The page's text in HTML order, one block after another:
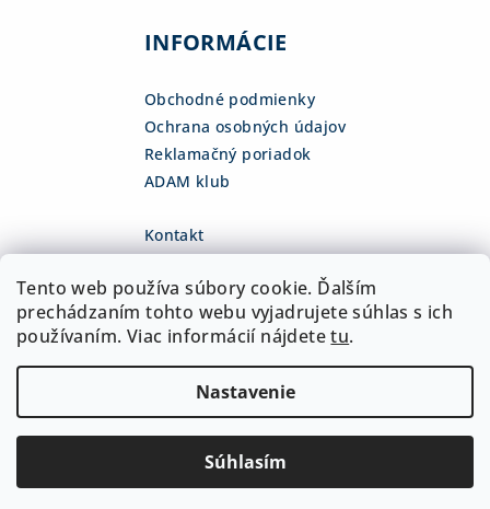
Tento web používa súbory cookie. Ďalším
prechádzaním tohto webu vyjadrujete súhlas s ich
používaním. Viac informácií nájdetetu.
Nastavenie
Súhlasím
INFORMÁCIE
Obchodné podmienky
Ochrana osobných údajov
Reklamačný poriadok
ADAM klub
Kontakt
+421 918 468 475
fb.com/adamshop.sk
adamshop.sk
Vytvoril Shoptet